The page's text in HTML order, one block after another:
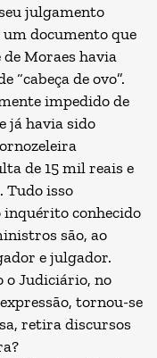
julgamento
documento que
Moraes havia
“cabeça de ovo”.
impedido de
já havia sido
de 15 mil reais e
Tudo isso
conhecido
são, ao
e julgador.
o Judiciário, no
tornou-se
retira discursos